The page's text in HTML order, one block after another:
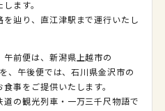
ます。
辿り、直江津駅まで運行いたし
前便は、新潟県上越市の
、午後便では、石川県金沢市の
食事をご提供いたします。
の観光列車・一万三千尺物語で